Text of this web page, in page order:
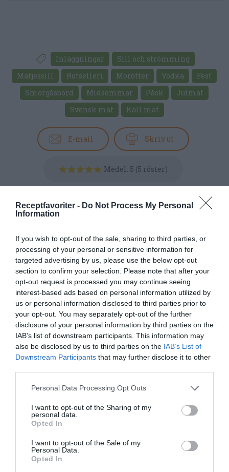
Receptfavoriter - Do Not Process My Personal
Information
If you wish to opt-out of the sale, sharing to third parties, or
processing of your personal or sensitive information for
targeted advertising by us, please use the below opt-out
section to confirm your selection. Please note that after your
opt-out request is processed you may continue seeing
interest-based ads based on personal information utilized by
us or personal information disclosed to third parties prior to
your opt-out. You may separately opt-out of the further
disclosure of your personal information by third parties on the
IAB’s list of downstream participants. This information may
also be disclosed by us to third parties on the IAB’s List of
Downstream Participants that may further disclose it to other
Personal Data Processing Opt Outs
I want to opt-out of the Sharing of my
personal data.
Opted In
I want to opt-out of the Sale of my
Personal Data.
Opted In
Inläggningar
Sill och strömming
Matjessill
Rotselleri Morötter Vodka
Fest
Smörgåsbord
Midsommar Påsk
Julmat
Svensk mat
Kall mat
E-mail Skriv ut
Medel: 5 (5 röster)
85 kcal
Författare:Henrik
Mattsson
Jag är matskribent samt kock
med en fil. kand i
Måltidsvetenskap från
restauranghögskolan i Grythyttan. På denna sida
delar jag med mig av tusentals olika recept för alla
smaker - noviser som hemmakockar. Alla recept
kunna laga dem med bästa resultat hemma. Läs mer
om mig.
Tillbehör och liknande: